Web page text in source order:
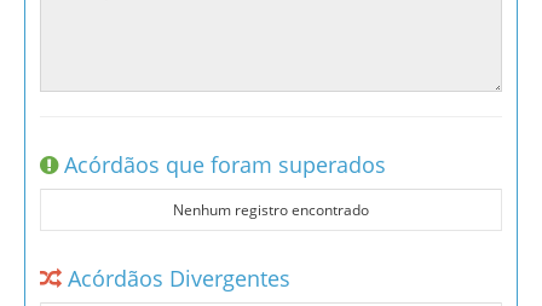
Acórdãos que foram superados
Nenhum registro encontrado
Acórdãos Divergentes